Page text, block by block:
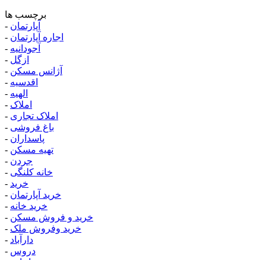
برچسب ها
- آپارتمان
- اجاره آپارتمان
- آجودانیه
- ازگل
- آژانس مسکن
- اقدسیه
- الهیه
- املاک
- املاک تجاری
- باغ فروشی
- پاسداران
- تهیه مسکن
- جردن
- خانه کلنگی
- خرید
- خرید آپارتمان
- خرید خانه
- خرید و فروش مسکن
- خرید وفروش ملک
- دارآباد
- دروس